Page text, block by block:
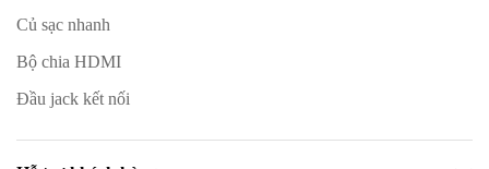
Củ sạc nhanh
Bộ chia HDMI
Đầu jack kết nối